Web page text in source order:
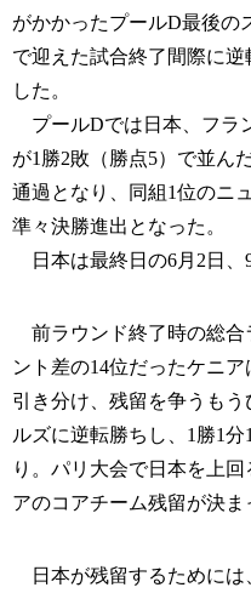
がかかったプールD最後の
で迎えた試合終了間際に
した。
プールDでは日本、フラ
が1勝2敗（勝点5）で並ん
通過となり、同組1位のニ
準々決勝進出となった。
日本は最終日の6月2日、
前ラウンド終了時の総合
ント差の14位だったケニ
引き分け、残留を争うも
ルズに逆転勝ちし、1勝1
り。パリ大会で日本を上
アのコアチーム残留が決ま
日本が残留するためには